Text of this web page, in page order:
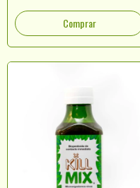
Comprar